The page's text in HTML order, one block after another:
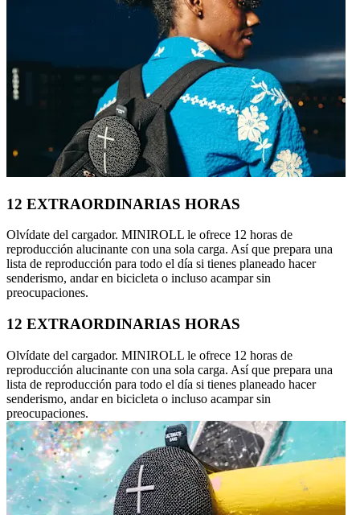
12 EXTRAORDINARIAS HORAS
Olvídate del cargador. MINIROLL le ofrece 12 horas de
reproducción alucinante con una sola carga. Así que prepara una
lista de reproducción para todo el día si tienes planeado hacer
senderismo, andar en bicicleta o incluso acampar sin
preocupaciones.
12 EXTRAORDINARIAS HORAS
Olvídate del cargador. MINIROLL le ofrece 12 horas de
reproducción alucinante con una sola carga. Así que prepara una
lista de reproducción para todo el día si tienes planeado hacer
senderismo, andar en bicicleta o incluso acampar sin
preocupaciones.